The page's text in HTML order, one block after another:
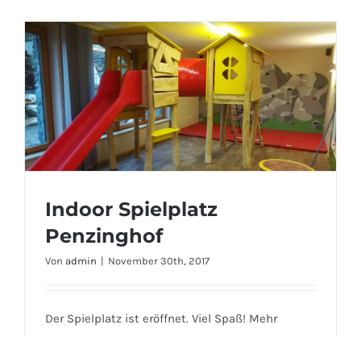
Indoor Spielplatz
Penzinghof
Von admin | November 30th, 2017
Der Spielplatz ist eröffnet. Viel Spaß! Mehr